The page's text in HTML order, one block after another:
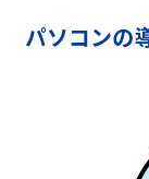
パソコンの